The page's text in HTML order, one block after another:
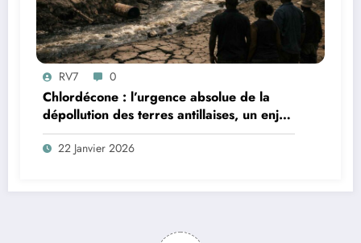
RV7 0
Chlordécone : l’urgence absolue de la
dépollution des terres antillaises, un enjeu
sanitaire, environnemental et
démocratique
22 Janvier 2026